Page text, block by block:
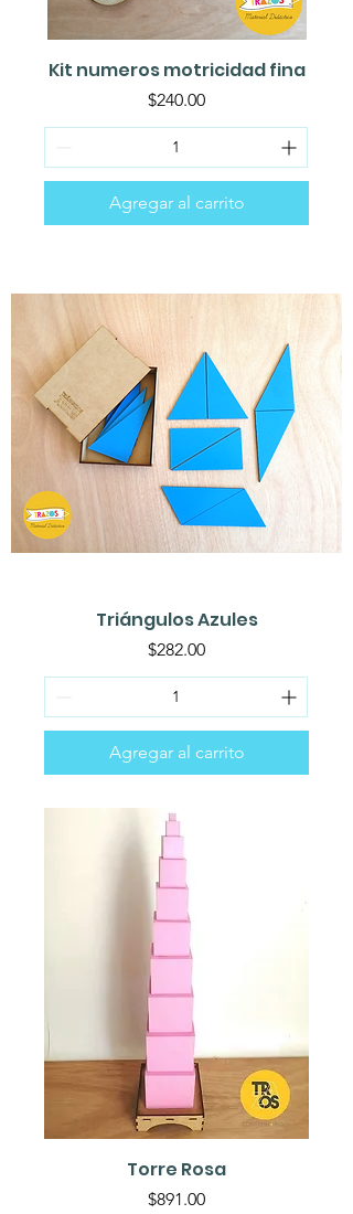
Kit numeros motricidad fina
Precio
$240.00
Agregar al carrito
Triángulos Azules
Precio
$282.00
Agregar al carrito
Torre Rosa
Precio
$891.00